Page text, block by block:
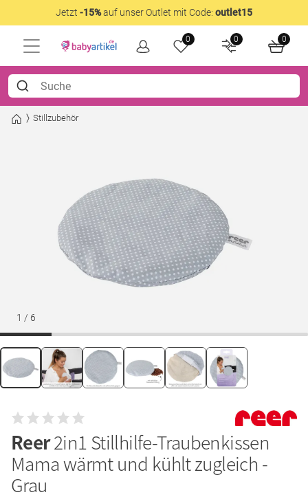
Jetzt -15%auf unser Outlet mit Code: outlet15
0 0 0
Stillzubehör
1 / 6
Reer2in1 Stillhilfe-Traubenkissen
Mama wärmt und kühlt zugleich -
Grau